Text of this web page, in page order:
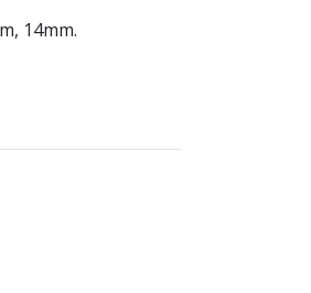
14mm.